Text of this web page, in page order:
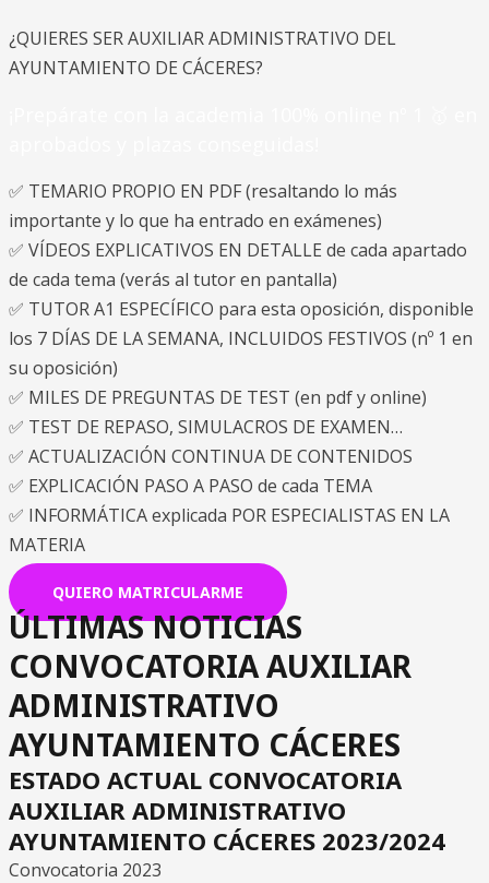
¿QUIERES SER AUXILIAR ADMINISTRATIVO DEL
AYUNTAMIENTO DE CÁCERES?
✅ TEMARIO PROPIO EN PDF (resaltando lo más
importante y lo que ha entrado en exámenes)
✅ VÍDEOS EXPLICATIVOS EN DETALLE de cada apartado
de cada tema (verás al tutor en pantalla)
✅ TUTOR A1 ESPECÍFICO para esta oposición, disponible
los 7 DÍAS DE LA SEMANA, INCLUIDOS FESTIVOS (nº 1 en
su oposición)
✅ MILES DE PREGUNTAS DE TEST (en pdf y online)
✅ TEST DE REPASO, SIMULACROS DE EXAMEN…
✅ ACTUALIZACIÓN CONTINUA DE CONTENIDOS
✅ EXPLICACIÓN PASO A PASO de cada TEMA
✅ INFORMÁTICA explicada POR ESPECIALISTAS EN LA
MATERIA
QUIERO MATRICULARME
ÚLTIMAS NOTICIAS
CONVOCATORIA AUXILIAR
ADMINISTRATIVO
AYUNTAMIENTO CÁCERES
ESTADO ACTUAL CONVOCATORIA
AUXILIAR ADMINISTRATIVO
AYUNTAMIENTO CÁCERES 2023/2024
Convocatoria 2023